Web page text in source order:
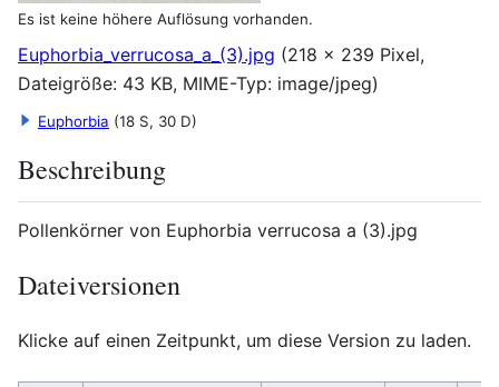
Es ist keine höhere Auflösung vorhanden.
Euphorbia_verrucosa_a_(3).jpg (218 × 239 Pixel,
Dateigröße: 43 KB, MIME-Typ: image/jpeg)
Euphorbia (18 S, 30 D)
Beschreibung
Pollenkörner von Euphorbia verrucosa a (3).jpg
Dateiversionen
Klicke auf einen Zeitpunkt, um diese Version zu laden.